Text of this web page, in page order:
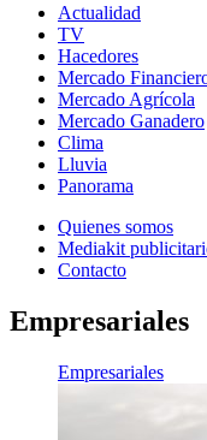
Actualidad
TV
Hacedores
Mercado
Mercado Agrícola
Mercado Ganadero
Clima
Lluvia
Panorama
Quienes somos
Mediakit
Contacto
Empresariales
Empresariales